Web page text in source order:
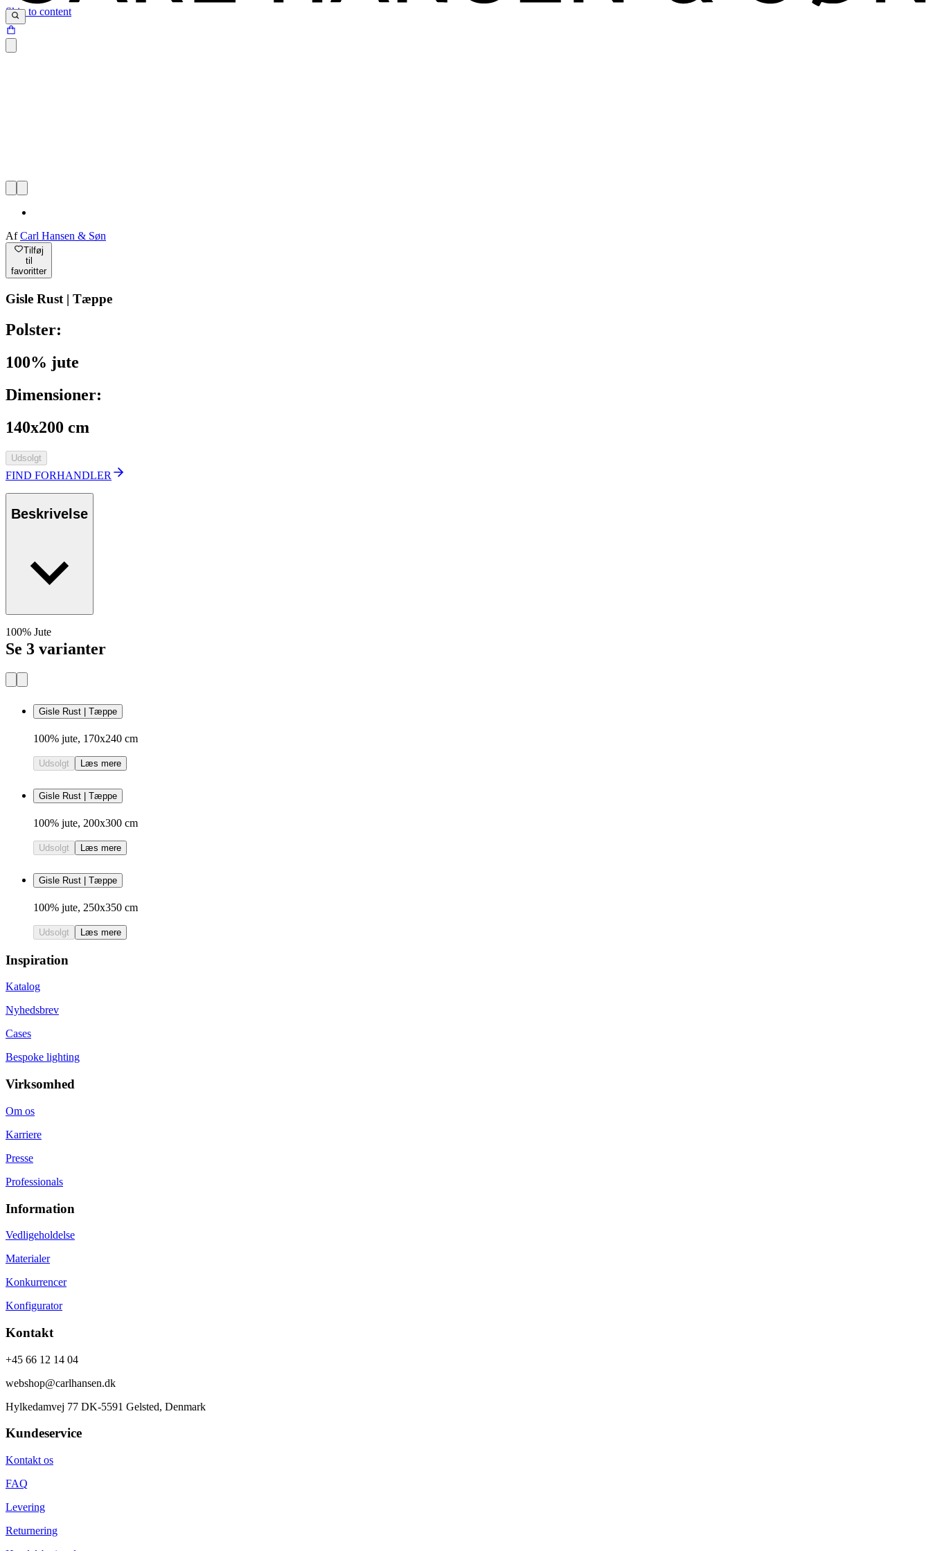
Skip to content
AfCarl Hansen & Søn
Tilføj
til
favoritter
Gisle Rust | Tæppe
Polster:
100% jute
Dimensioner:
140x200 cm
Udsolgt
FIND FORHANDLER
Beskrivelse
100% Jute
Se 3 varianter
Gisle Rust | Tæppe
100% jute, 170x240 cm
Udsolgt Læs mere
Gisle Rust | Tæppe
100% jute, 200x300 cm
Udsolgt Læs mere
Gisle Rust | Tæppe
100% jute, 250x350 cm
Udsolgt Læs mere
Inspiration
Katalog
Nyhedsbrev
Cases
Bespoke lighting
Virksomhed
Om os
Karriere
Presse
Professionals
Information
Vedligeholdelse
Materialer
Konkurrencer
Konfigurator
Kontakt
+45 66 12 14 04
webshop@carlhansen.dk
Hylkedamvej 77 DK-5591 Gelsted, Denmark
Kundeservice
Kontakt os
FAQ
Levering
Returnering